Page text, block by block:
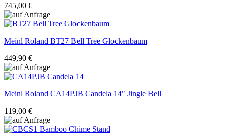
745,00 €
Meinl Roland BT27 Bell Tree Glockenbaum
449,90 €
Meinl Roland CA14PJB Candela 14" Jingle Bell
119,00 €